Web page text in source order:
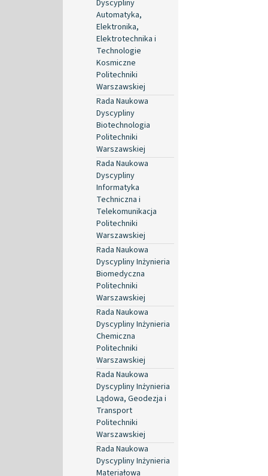
Dyscypliny
Automatyka,
Elektronika,
Elektrotechnika i
Technologie
Kosmiczne
Politechniki
Warszawskiej
Rada Naukowa
Dyscypliny
Biotechnologia
Politechniki
Warszawskiej
Rada Naukowa
Dyscypliny
Informatyka
Techniczna i
Telekomunikacja
Politechniki
Warszawskiej
Rada Naukowa
Dyscypliny Inżynieria
Biomedyczna
Politechniki
Warszawskiej
Rada Naukowa
Dyscypliny Inżynieria
Chemiczna
Politechniki
Warszawskiej
Rada Naukowa
Dyscypliny Inżynieria
Lądowa, Geodezja i
Transport
Politechniki
Warszawskiej
Rada Naukowa
Dyscypliny Inżynieria
Materiałowa